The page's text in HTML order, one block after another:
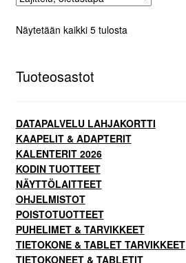
Näytetään kaikki 5 tulosta
Tuoteosastot
DATAPALVELU LAHJAKORTTI
KAAPELIT & ADAPTERIT
KALENTERIT 2026
KODIN TUOTTEET
NÄYTTÖLAITTEET
OHJELMISTOT
POISTOTUOTTEET
PUHELIMET & TARVIKKEET
TIETOKONE & TABLET TARVIKKEET
TIETOKONEET & TABLETIT